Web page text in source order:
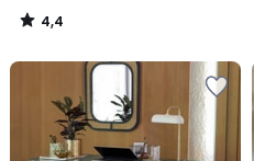
4,4
/